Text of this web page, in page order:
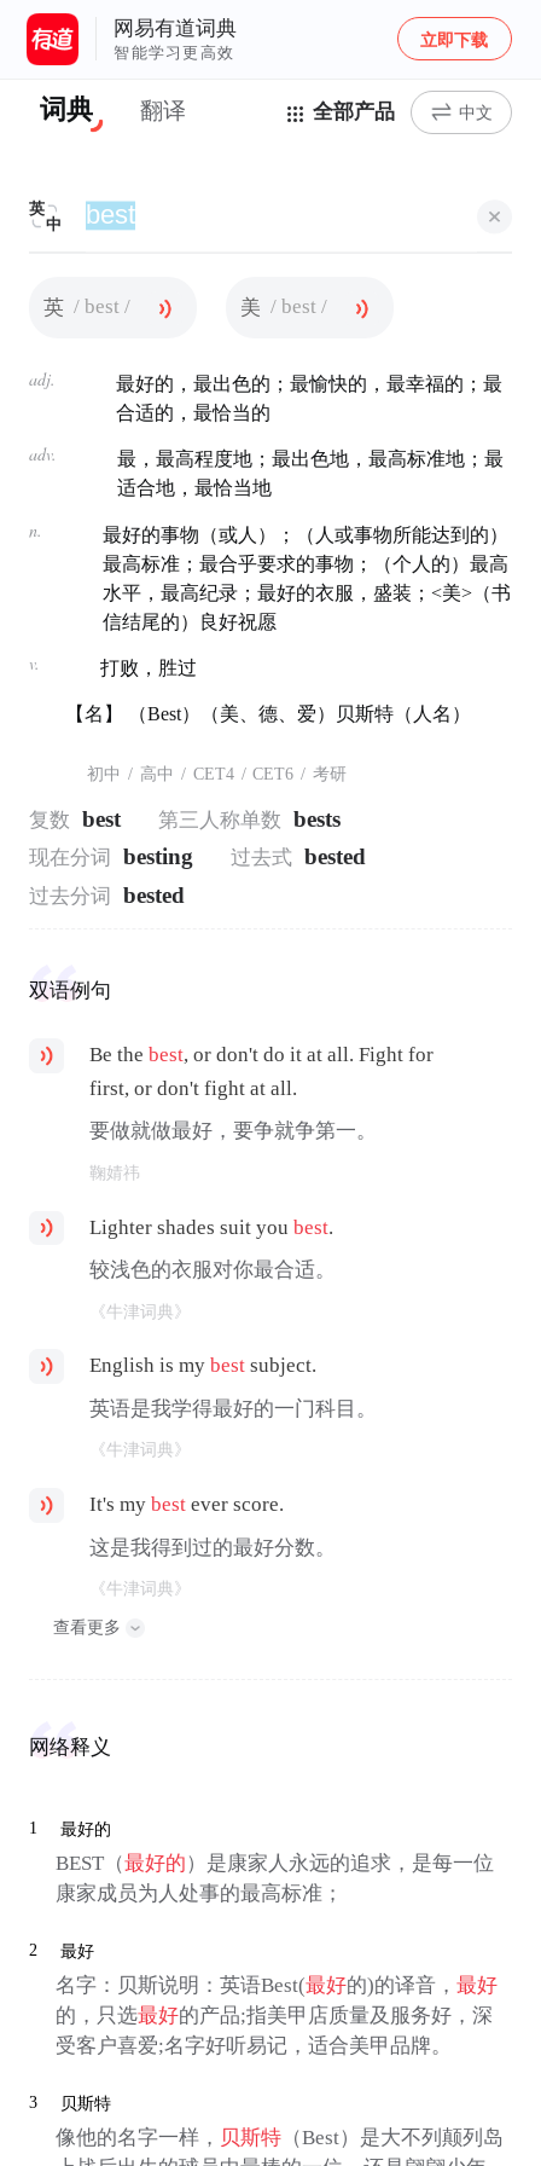
网易有道词典
智能学习更高效
立即下载
词典 翻译 全部产品 中文
英
中
英 / best / 美 / best /
adj.
最好的，最出色的；最愉快的，最幸福的；最
合适的，最恰当的
adv.
最，最高程度地；最出色地，最高标准地；最
适合地，最恰当地
n.
最好的事物（或人）；（人或事物所能达到的）
最高标准；最合乎要求的事物；（个人的）最高
水平，最高纪录；最好的衣服，盛装；<美>（书
信结尾的）良好祝愿
v. 打败，胜过
【名】 （Best）（美、德、爱）贝斯特（人名）
初中 / 高中 / CET4 / CET6 / 考研
复数 best 第三人称单数 bests
现在分词 besting 过去式 bested
过去分词 bested
双语例句
Be thebest, or don't do it at all. Fight for
first, or don't fight at all.
要做就做最好，要争就争第一。
鞠婧祎
Lighter shades suit youbest.
较浅色的衣服对你最合适。
《牛津词典》
English is mybest subject.
英语是我学得最好的一门科目。
《牛津词典》
It's mybest ever score.
这是我得到过的最好分数。
《牛津词典》
查看更多
网络释义
1 最好的
BEST（最好的）是康家人永远的追求，是每一位
康家成员为人处事的最高标准；
2 最好
名字：贝斯说明：英语Best(最好的)的译音， 最好
的，只选最好的产品;指美甲店质量及服务好，深
受客户喜爱;名字好听易记，适合美甲品牌。
3 贝斯特
像他的名字一样， 贝斯特（Best）是大不列颠列岛